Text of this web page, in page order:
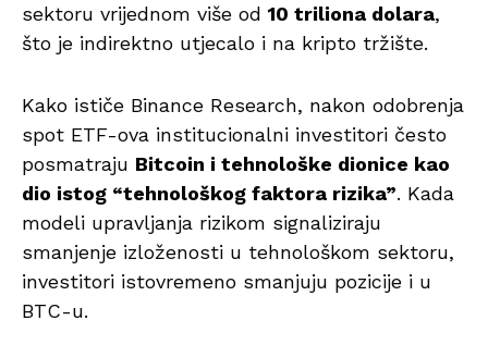
sektoru vrijednom više od 10 triliona dolara,
što je indirektno utjecalo i na kripto tržište.
Kako ističe Binance Research, nakon odobrenja
spot ETF-ova institucionalni investitori često
posmatraju Bitcoin i tehnološke dionice kao
dio istog “tehnološkog faktora rizika”. Kada
modeli upravljanja rizikom signaliziraju
smanjenje izloženosti u tehnološkom sektoru,
investitori istovremeno smanjuju pozicije i u
BTC-u.